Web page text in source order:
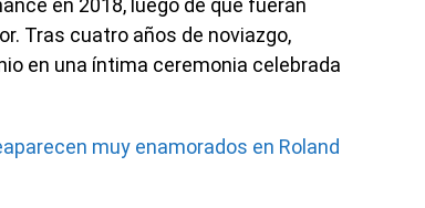
en 2018, luego de que fueran
Tras cuatro años de noviazgo,
en una íntima ceremonia celebrada
muy enamorados en Roland